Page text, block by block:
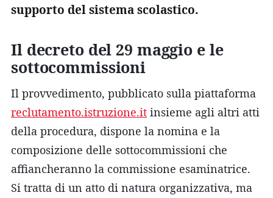
supporto del sistema scolastico.
Il decreto del 29 maggio e le
sottocommissioni
Il provvedimento, pubblicato sulla piattaforma
reclutamento.istruzione.it insieme agli altri atti
della procedura, dispone la nomina e la
composizione delle sottocommissioni che
affiancheranno la commissione esaminatrice.
Si tratta di un atto di natura organizzativa, ma